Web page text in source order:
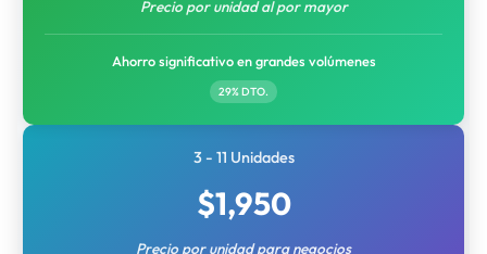
Precio por unidad al por mayor
Ahorro significativo en grandes volúmenes
29% DTO.
3 - 11 Unidades
$1,950
Precio por unidad para negocios